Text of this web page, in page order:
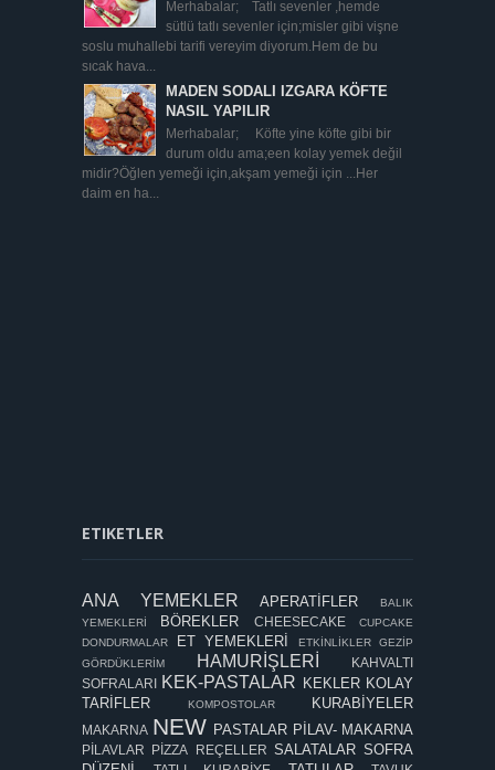
Merhabalar; Tatlı sevenler ,hemde
sütlü tatlı sevenler için;misler gibi vişne
soslu muhallebi tarifi vereyim diyorum.Hem de bu
sıcak hava...
MADEN SODALI IZGARA KÖFTE
NASIL YAPILIR
Merhabalar; Köfte yine köfte gibi bir
durum oldu ama;een kolay yemek değil
midir?Öğlen yemeği için,akşam yemeği için ...Her
daim en ha...
ETIKETLER
ANA YEMEKLER APERATİFLER
BALIK
YEMEKLERİ
BÖREKLER CHEESECAKE
CUPCAKE
DONDURMALAR
ET YEMEKLERİ ETKİNLİKLER
GEZİP
GÖRDÜKLERİM
HAMURİŞLERİ
KAHVALTI
SOFRALARI
KEK-PASTALAR KEKLER KOLAY
TARİFLER
KOMPOSTOLAR KURABİYELER
MAKARNA NEW PASTALAR PİLAV- MAKARNA
PİLAVLAR PİZZA REÇELLER SALATALAR SOFRA